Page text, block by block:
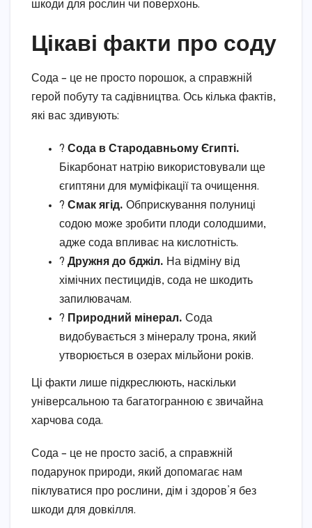
шкоди для рослин чи поверхонь.
Цікаві факти про соду
Сода – це не просто порошок, а справжній
герой побуту та садівництва. Ось кілька фактів,
які вас здивують:
? Сода в Стародавньому Єгипті.
Бікарбонат натрію використовували ще
єгиптяни для муміфікації та очищення.
? Смак ягід. Обприскування полуниці
содою може зробити плоди солодшими,
адже сода впливає на кислотність.
? Дружня до бджіл. На відміну від
хімічних пестицидів, сода не шкодить
запилювачам.
? Природний мінерал. Сода
видобувається з мінералу трона, який
утворюється в озерах мільйони років.
Ці факти лише підкреслюють, наскільки
універсальною та багатогранною є звичайна
харчова сода.
Сода – це не просто засіб, а справжній
подарунок природи, який допомагає нам
піклуватися про рослини, дім і здоров’я без
шкоди для довкілля.